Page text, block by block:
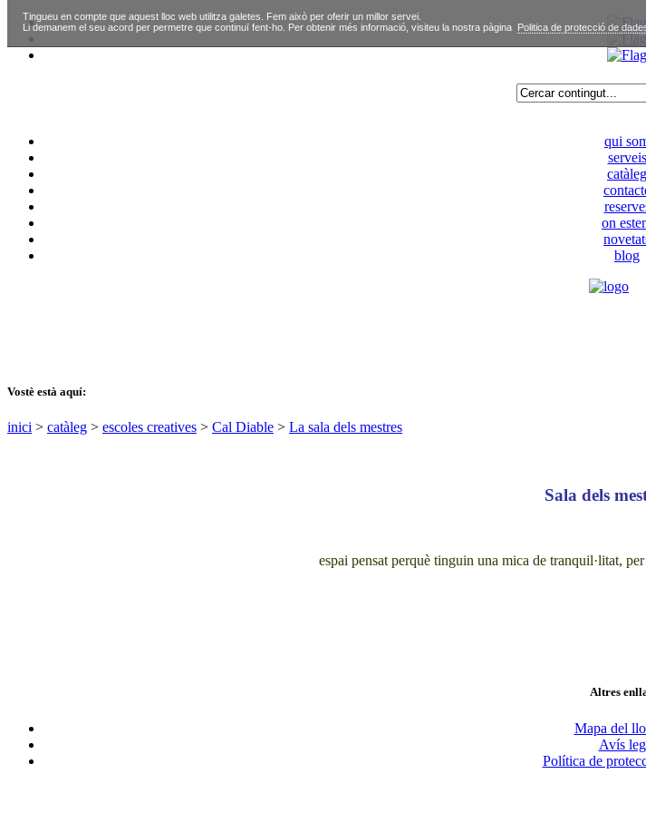
Tingueu en compte que aquest lloc web utilitza galetes. Fem això per oferir un millor servei.
Li demanem el seu acord per permetre que continuï fent-ho. Per obtenir més informació, visiteu la nostra pàgina Politica de protecció de
qui
serveis
catàleg
on
blog
Vostè està aquí:
inici > catàleg > escoles creatives > Cal Diable > La sala dels mestres
Sala dels
espai pensat perquè tinguin una mica de tranquil·litat,
Altres
Mapa del
Avís
Política de